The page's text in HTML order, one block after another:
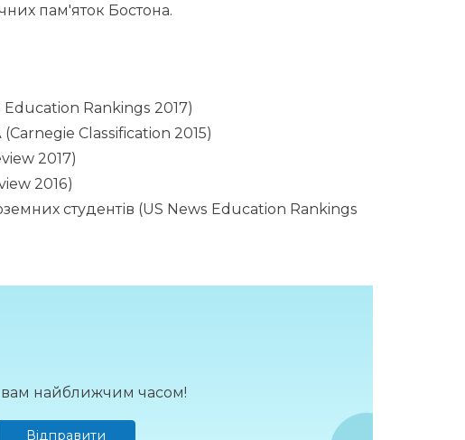
пам'яток Бостона.
Rankings 2017)
Classification 2015)
2017)
2016)
студентів (US News Education Rankings
найближчим часом!
Відправити